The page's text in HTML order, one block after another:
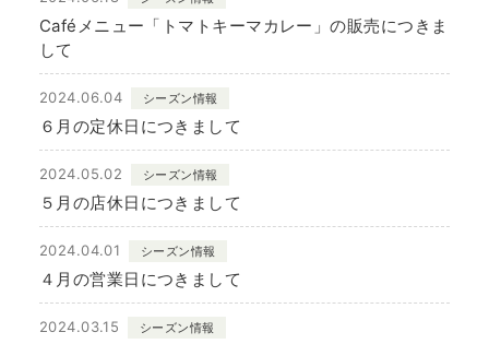
Caféメニュー「トマトキーマカレー」の販売につきま
して
2024.06.04 シーズン情報
６月の定休日につきまして
2024.05.02 シーズン情報
５月の店休日につきまして
2024.04.01 シーズン情報
４月の営業日につきまして
2024.03.15 シーズン情報